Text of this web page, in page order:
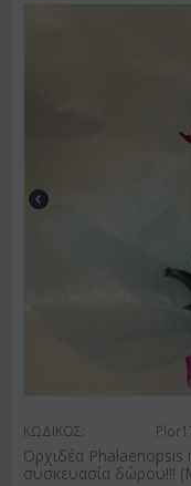
ΚΩΔΙΚΟΣ:
Ορχιδέα
συσκευασία δώρου!!!